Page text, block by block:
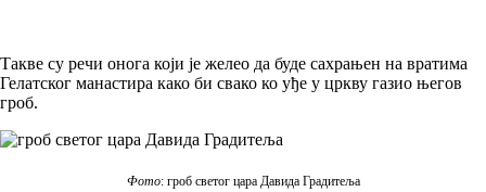
Такве су речи онога који је желео да буде сахрањен на вратима
Гелатског манастира како би свако ко уђе у цркву газио његов
гроб.
Фото: гроб светог цара Давида Градитеља